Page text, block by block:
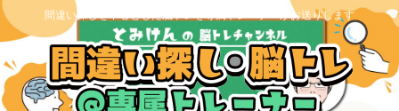
間違い探しを中心とした脳トレを専属トレーナーがお送りします